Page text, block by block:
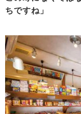
ちですね」